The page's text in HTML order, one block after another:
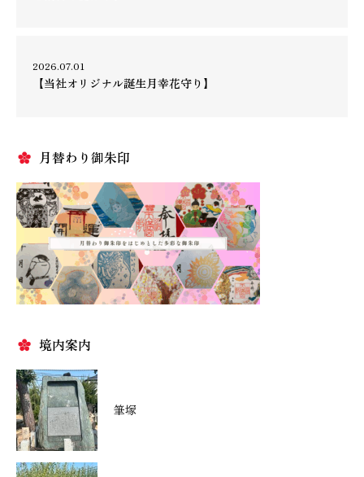
2026.07.01
【当社オリジナル誕生月幸花守り】
月替わり御朱印
境内案内
筆塚